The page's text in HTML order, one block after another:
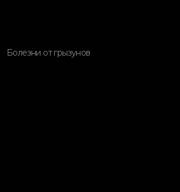
Болезни от грызунов